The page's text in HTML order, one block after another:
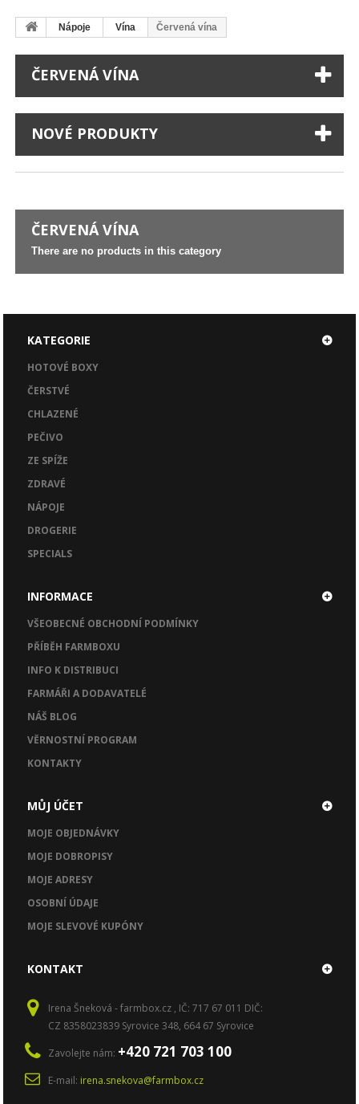
Nápoje Vína Červená vína
ČERVENÁ VÍNA
NOVÉ PRODUKTY
ČERVENÁ VÍNA
There are no products in this category
KATEGORIE
HOTOVÉ BOXY
ČERSTVÉ
CHLAZENÉ
PEČIVO
ZE SPÍŽE
ZDRAVÉ
NÁPOJE
DROGERIE
SPECIALS
INFORMACE
VŠEOBECNÉ OBCHODNÍ PODMÍNKY
PŘÍBĚH FARMBOXU
INFO K DISTRIBUCI
FARMÁŘI A DODAVATELÉ
NÁŠ BLOG
VĚRNOSTNÍ PROGRAM
KONTAKTY
MŮJ ÚČET
MOJE OBJEDNÁVKY
MOJE DOBROPISY
MOJE ADRESY
OSOBNÍ ÚDAJE
MOJE SLEVOVÉ KUPÓNY
KONTAKT
Irena Šneková - farmbox.cz , IČ: 717 67 011 DIČ:
CZ 8358023839 Syrovice 348, 664 67 Syrovice
Zavolejte nám: +420 721 703 100
E-mail: irena.snekova@farmbox.cz